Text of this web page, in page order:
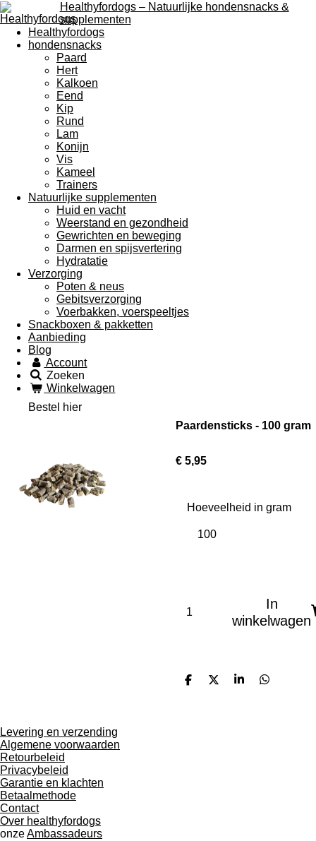
Healthyfordogs – Natuurlijke hondensnacks &
supplementen
Healthyfordogs
hondensnacks
Paard
Hert
Kalkoen
Eend
Kip
Rund
Lam
Konijn
Vis
Kameel
Trainers
Natuurlijke supplementen
Huid en vacht
Weerstand en gezondheid
Gewrichten en beweging
Darmen en spijsvertering
Hydratatie
Verzorging
Poten & neus
Gebitsverzorging
Voerbakken, voerspeeltjes
Snackboxen & pakketten
Aanbieding
Blog
Account
Zoeken
Winkelwagen
Bestel hier
Paardensticks - 100 gram
€ 5,95
Hoeveelheid in gram
In
winkelwagen
D
D
S
D
Levering en verzending
Algemene voorwaarden
Retourbeleid
Privacybeleid
Garantie en klachten
Betaalmethode
Contact
Over healthyfordogs
onzeAmbassadeurs